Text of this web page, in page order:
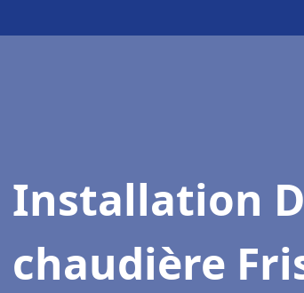
Installation
chaudière